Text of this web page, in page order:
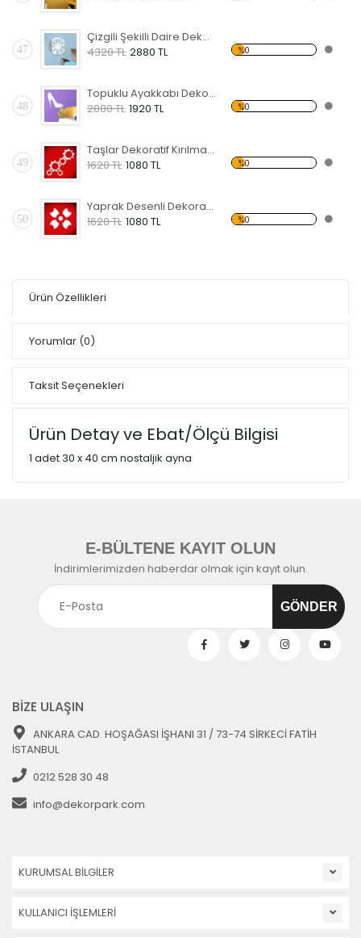
47
Çizgili Şekilli Daire Dekoratif Kırılmaz Ayna
4320 TL 2880 TL %0
48
Topuklu Ayakkabı Dekoratif Kırılmaz Ayna
2880 TL 1920 TL %0
49
Taşlar Dekoratif Kırılmaz Ayna
1620 TL 1080 TL %0
50
Yaprak Desenli Dekoratif Kırılmaz Ayna
1620 TL 1080 TL %0
Ürün Özellikleri
Yorumlar (0)
Taksit Seçenekleri
Ürün Detay ve Ebat/Ölçü Bilgisi
1 adet 30 x 40 cm nostaljik ayna
E-BÜLTENE KAYIT OLUN
İndirimlerimizden haberdar olmak için kayıt olun.
BİZE ULAŞIN
ANKARA CAD. HOŞAĞASI İŞHANI 31 / 73-74 SİRKECİ FATİH
İSTANBUL
0212 528 30 48
info@dekorpark.com
KURUMSAL BİLGİLER
KULLANICI İŞLEMLERİ